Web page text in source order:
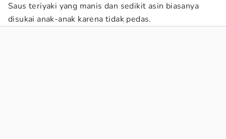
Saus teriyaki yang manis dan sedikit asin biasanya
disukai anak-anak karena tidak pedas.